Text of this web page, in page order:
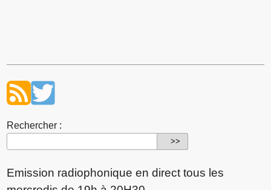
Rechercher :
Emission radiophonique en direct tous les